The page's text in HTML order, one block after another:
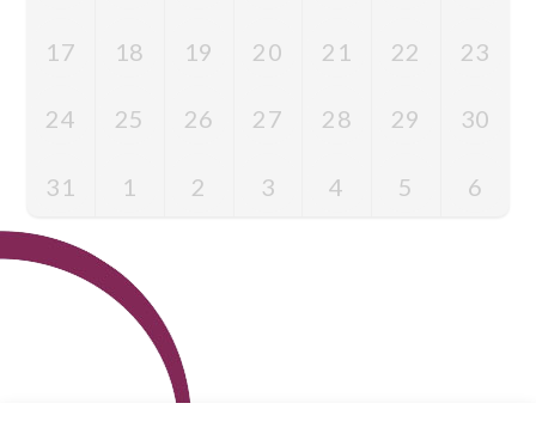
17 18 19 20 21 22 23
24 25 26 27 28 29 30
31 1 2 3 4 5 6